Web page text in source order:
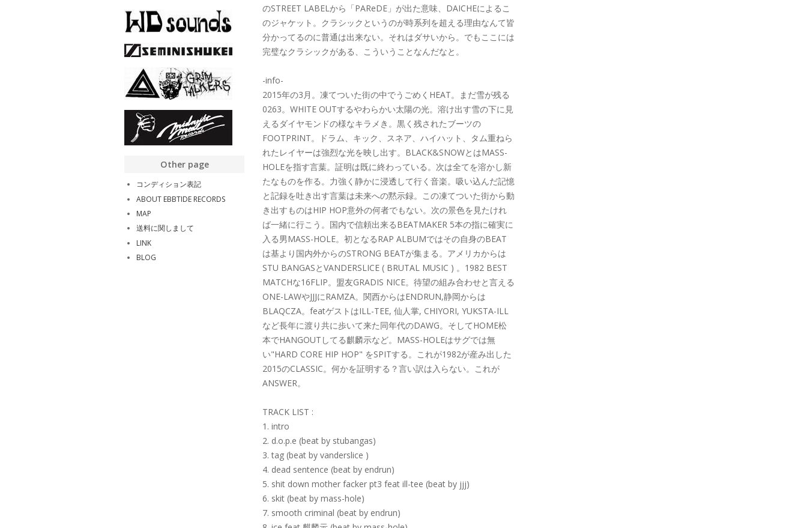
のSTREET LABELから「PAReDE」が出た意味、DAICHEによるこ
のジャケット。クラシックというのが時系列を超える理由なんて皆
分かってるのに普通は出来ない。それはダサいから。でもここには
完璧なクラシックがある、こういうことなんだなと。
-info-
2015年の3月。凍てついた街の中でうごめくHEAT。まだ雪が残る
0263。WHITE OUTするやわらかい太陽の光。溶け出す雪の下に見
えるダイヤモンドの様なキラメき。黒く残されたブーツの
FOOTPRINT。ドラム、キック、スネア、ハイハット、タム重ねら
れたレイヤーは強烈な光を映し出す。BLACK&SNOWとはMASS-
HOLEを指す言葉。証明は既に終わっている。次は全てを溶かし新
たなものを作る。力強く静かに浸透して行く音楽。吸い込んだ記憶
と記録を吐き出す言葉は未来への黙示録。この凍てついた街から動
き出すものはHIP HOP意外の何者でもない。次の景色を見たけれ
ば一緒に行こう。国内で信頼出来るBEATMAKER 5本の指に確実に
入る男MASS-HOLE。初となるRAP ALBUMではその自身のBEAT
は基より国内外からのSTRONG BEATが集まる。アメリカからは
STU BANGASとVANDERSLICE ( BRUTAL MUSIC ) 。1982 BEST
MATCHな16FLIP。盟友GRADIS NICE。待望の組み合わせと言える
ONE-LAWやJJJにRAMZA。関西からはENDRUN,静岡からは
BLAQCZA。featゲストはILL-TEE, 仙人掌, CHIYORI, YUKSTA-ILL
など長年に渡り共に歩いて来た同年代のDAWG。そしてHOME松
本でHANGOUTしてる麒麟示など。MASS-HOLEはサグでは無
い"HARD CORE HIP HOP" をSPITする。これが1982が産み出した
2015のCLASSIC。何かを証明する？言い訳は入らない。これが
ANSWER。
TRACK LIST :
1. intro
2. d.o.p.e (beat by stubangas)
3. tag (beat by vanderslice )
4. dead sentence (beat by endrun)
5. shit down mother facker pt3 feat ill-tee (beat by jjj)
6. skit (beat by mass-hole)
7. smooth criminal (beat by endrun)
Other page
コンディション表記
ABOUT EBBTIDE RECORDS
MAP
送料に関しまして
LINK
BLOG